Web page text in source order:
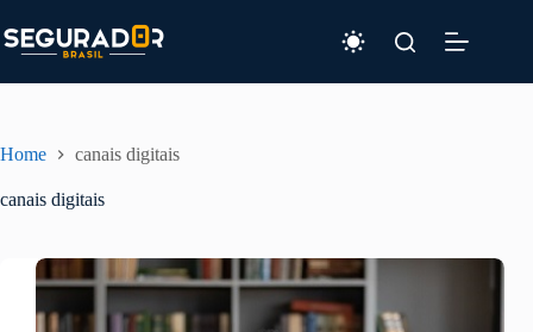
para
o
Home canais digitais
canais digitais